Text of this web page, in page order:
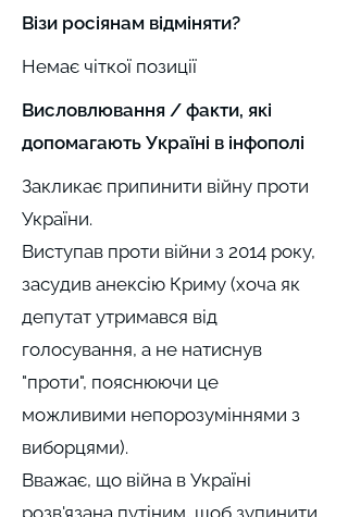
Візи росіянам відміняти?
Немає чіткої позиції
Висловлювання / факти, які
допомагають Україні в інфополі
Закликає припинити війну проти
України.
Виступав проти війни з 2014 року,
засудив анексію Криму (хоча як
депутат утримався від
голосування, а не натиснув
"проти", пояснюючи це
можливими непорозуміннями з
виборцями).
Вважає, що війна в Україні
розв'язана путіним, щоб зупинити